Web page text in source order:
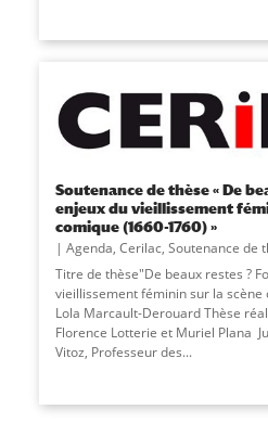
Soutenance de thèse « De
enjeux du vieillissement
comique (1660-1760) »
Agenda, Cerilac, Soutenance de
Titre de thèse"De beaux restes ?
vieillissement féminin sur la
Lola Marcault-Derouard Thèse
Florence Lotterie et Muriel Plana
Vitoz, Professeur des...